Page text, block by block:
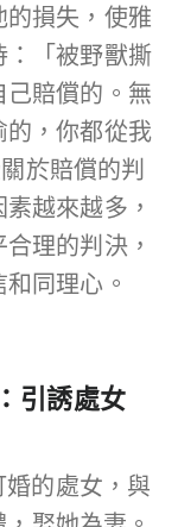
損失，使雅
「被野獸撕
賠償的。無
，你都從我
於賠償的判
越來越多，
理的判決，
同理心。
引誘處女
的處女，與